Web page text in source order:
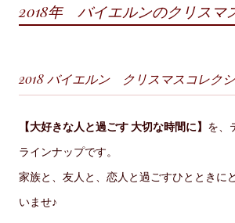
2018年 バイエルンのクリスマ
2018 バイエルン クリスマスコレク
【大好きな人と過ごす 大切な時間に】 を、
ラインナップです。
家族と、友人と、恋人と過ごすひとときに
いませ♪